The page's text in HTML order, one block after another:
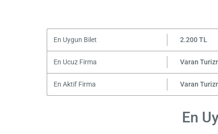
En Uygun Bilet 2.200 TL
En Ucuz Firma Varan
En Aktif Firma Varan
En